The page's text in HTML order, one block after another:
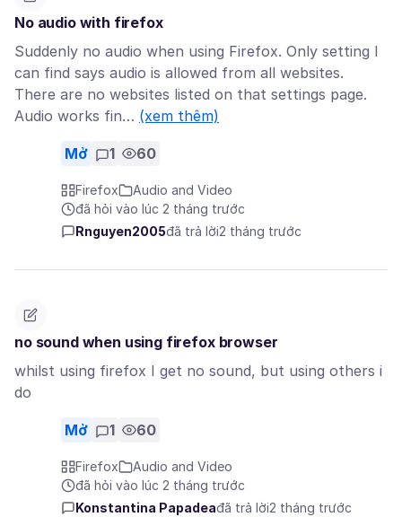
No audio with firefox
Suddenly no audio when using Firefox. Only setting I
can find says audio is allowed from all websites.
There are no websites listed on that settings page.
Audio works fin… (xem thêm)
Mở 1 60
Firefox
Audio and Video
đã hỏi vào lúc 2 tháng trước
Rnguyen2005đã trả lời2 tháng trước
no sound when using firefox browser
whilst using firefox I get no sound, but using others i
do
Mở 1 60
Firefox
Audio and Video
đã hỏi vào lúc 2 tháng trước
Konstantina Papadeađã trả lời2 tháng trước